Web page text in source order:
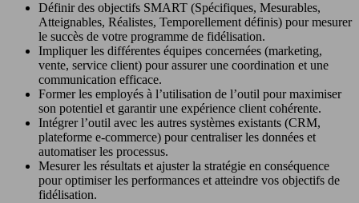
Définir des objectifs SMART (Spécifiques, Mesurables,
Atteignables, Réalistes, Temporellement définis) pour mesurer
le succès de votre programme de fidélisation.
Impliquer les différentes équipes concernées (marketing,
vente, service client) pour assurer une coordination et une
communication efficace.
Former les employés à l’utilisation de l’outil pour maximiser
son potentiel et garantir une expérience client cohérente.
Intégrer l’outil avec les autres systèmes existants (CRM,
plateforme e-commerce) pour centraliser les données et
automatiser les processus.
Mesurer les résultats et ajuster la stratégie en conséquence
pour optimiser les performances et atteindre vos objectifs de
fidélisation.